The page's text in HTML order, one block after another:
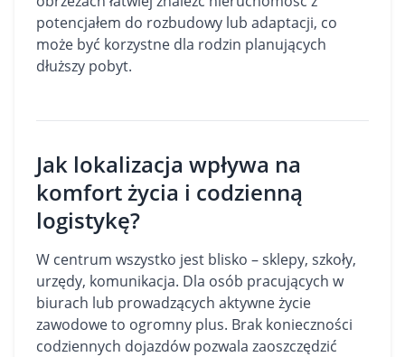
potencjałem do rozbudowy lub adaptacji, co
może być korzystne dla rodzin planujących
dłuższy pobyt.
Jak lokalizacja wpływa na
komfort życia i codzienną
logistykę?
W centrum wszystko jest blisko – sklepy, szkoły,
urzędy, komunikacja. Dla osób pracujących w
biurach lub prowadzących aktywne życie
zawodowe to ogromny plus. Brak konieczności
codziennych dojazdów pozwala zaoszczędzić